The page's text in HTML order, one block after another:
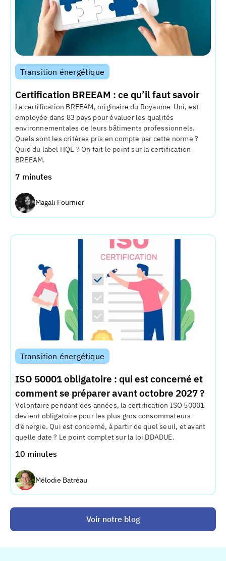
Transition énergétique
Certification BREEAM : ce qu’il faut savoir
La certification BREEAM, originaire du Royaume-Uni, est
employée dans 83 pays pour évaluer les qualités
environnementales de leurs bâtiments professionnels.
Quels sont les critères pris en compte par cette norme ?
Quid du label HQE ? On fait le point sur la certification
BREEAM.
7 minutes
Magali Fournier
Transition énergétique
ISO 50001 obligatoire : qui est concerné et
comment se préparer avant octobre 2027 ?
Volontaire pendant des années, la certification ISO 50001
devient obligatoire pour les plus gros consommateurs
d'énergie. Qui est concerné, à partir de quel seuil, et avant
quelle date ? Le point complet sur la loi DDADUE.
10 minutes
Mélodie Batréau
Voir notre blog